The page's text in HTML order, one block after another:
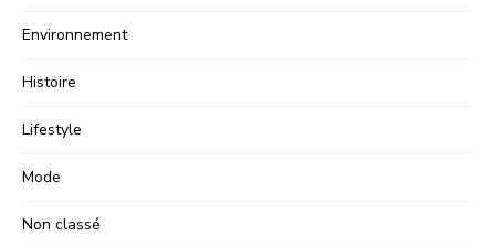
Environnement
Histoire
Lifestyle
Mode
Non classé